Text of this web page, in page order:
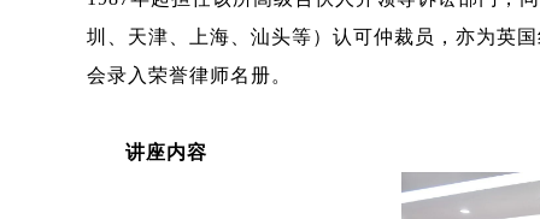
圳、天津、上海、汕头等）认可仲裁员，亦为英
会录入荣誉律师名册。
讲座内容